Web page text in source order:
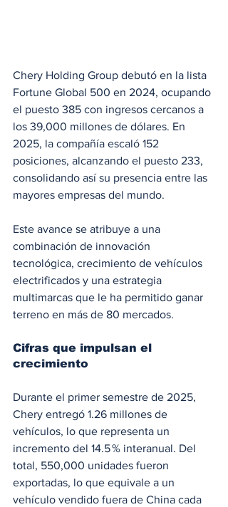
Chery Holding Group debutó en la lista
Fortune Global 500 en 2024, ocupando
el puesto 385 con ingresos cercanos a
los 39,000 millones de dólares. En
2025, la compañía escaló 152
posiciones, alcanzando el puesto 233,
consolidando así su presencia entre las
mayores empresas del mundo.
Este avance se atribuye a una
combinación de innovación
tecnológica, crecimiento de vehículos
electrificados y una estrategia
multimarcas que le ha permitido ganar
terreno en más de 80 mercados.
Cifras que impulsan el
crecimiento
Durante el primer semestre de 2025,
Chery entregó 1.26 millones de
vehículos, lo que representa un
incremento del 14.5 % interanual. Del
total, 550,000 unidades fueron
exportadas, lo que equivale a un
vehículo vendido fuera de China cada